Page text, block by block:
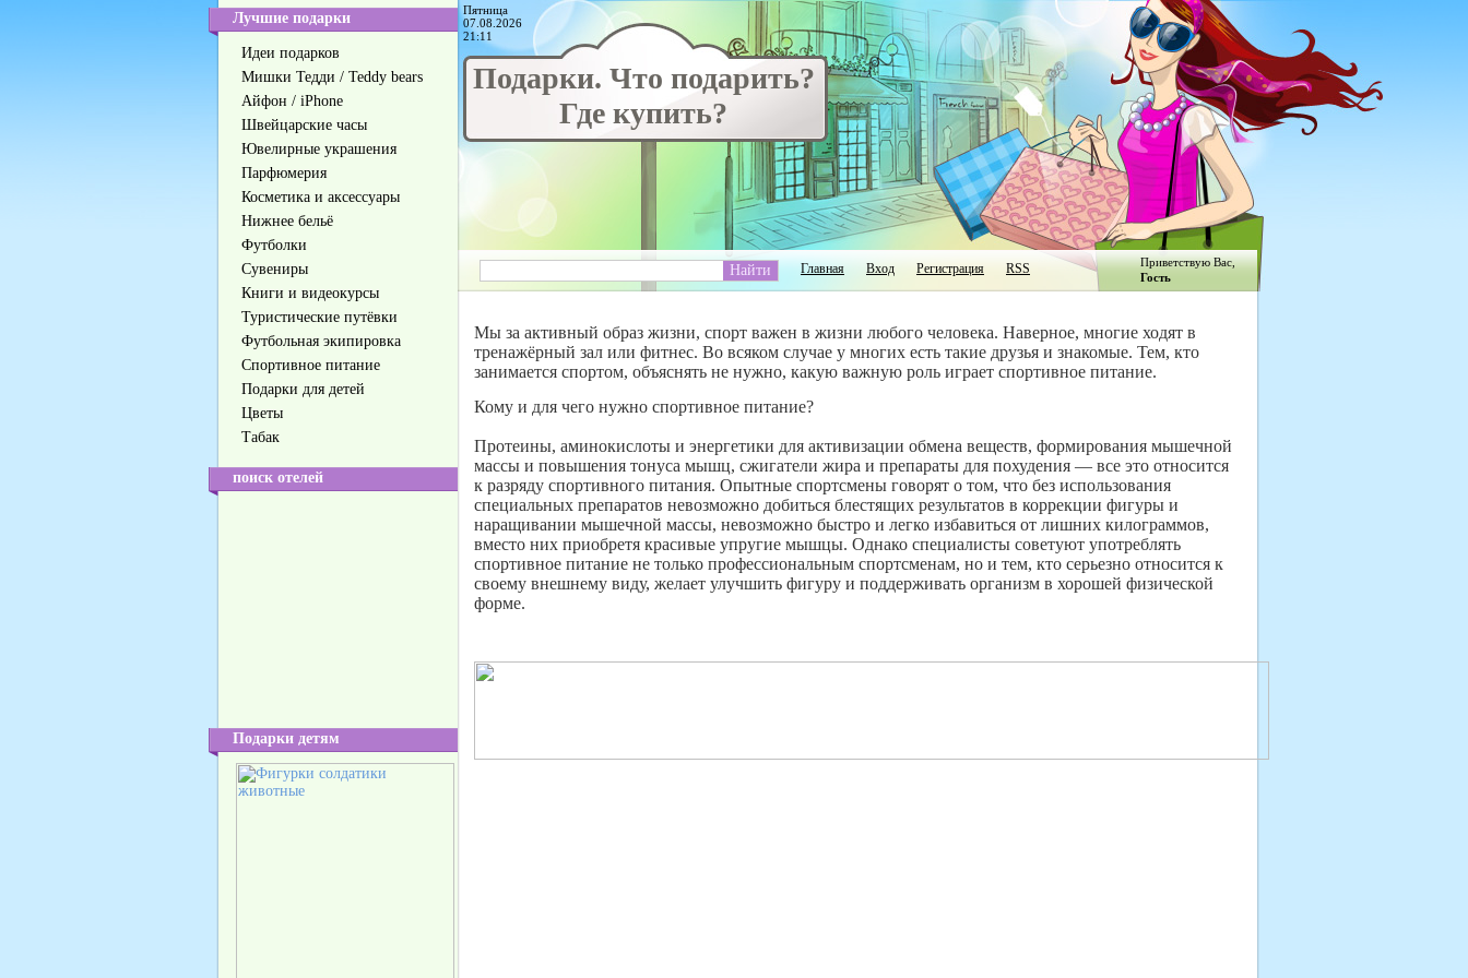
Лучшие подарки
Идеи подарков
Мишки Тедди / Teddy bears
Айфон / iPhone
Швейцарские часы
Ювелирные украшения
Парфюмерия
Косметика и аксессуары
Нижнее бельё
Футболки
Сувениры
Книги и видеокурсы
Туристические путёвки
Футбольная экипировка
Спортивное питание
Подарки для детей
Цветы
Табак
поиск отелей
Подарки детям
Пятница
07.08.2026
21:11
Подарки. Что подарить?
Где купить?
Главная Вход Регистрация RSS Приветствую Вас,
Гость
Мы за активный образ жизни, спорт важен в жизни любого человека. Наверное, многие ходят в
тренажёрный зал или фитнес. Во всяком случае у многих есть такие друзья и знакомые. Тем, кто
занимается спортом, объяснять не нужно, какую важную роль играет спортивное питание.
Кому и для чего нужно спортивное питание?
Протеины, аминокислоты и энергетики для активизации обмена веществ, формирования мышечной
массы и повышения тонуса мышц, сжигатели жира и препараты для похудения — все это относится
к разряду спортивного питания. Опытные спортсмены говорят о том, что без использования
специальных препаратов невозможно добиться блестящих результатов в коррекции фигуры и
наращивании мышечной массы, невозможно быстро и легко избавиться от лишних килограммов,
вместо них приобретя красивые упругие мышцы. Однако специалисты советуют употреблять
спортивное питание не только профессиональным спортсменам, но и тем, кто серьезно относится к
своему внешнему виду, желает улучшить фигуру и поддерживать организм в хорошей физической
форме.